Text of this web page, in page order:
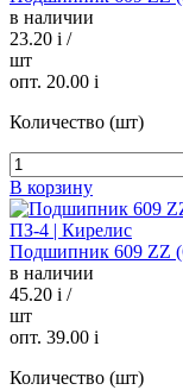
в наличии
23.20 i /
шт
опт. 20.00 i
Количество (шт)
В корзину
Подшипник 609 ZZ
в наличии
45.20 i /
шт
опт. 39.00 i
Количество (шт)